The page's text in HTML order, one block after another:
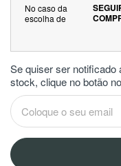
No caso da
escolha de
Se quiser ser notificado
stock, clique no botão